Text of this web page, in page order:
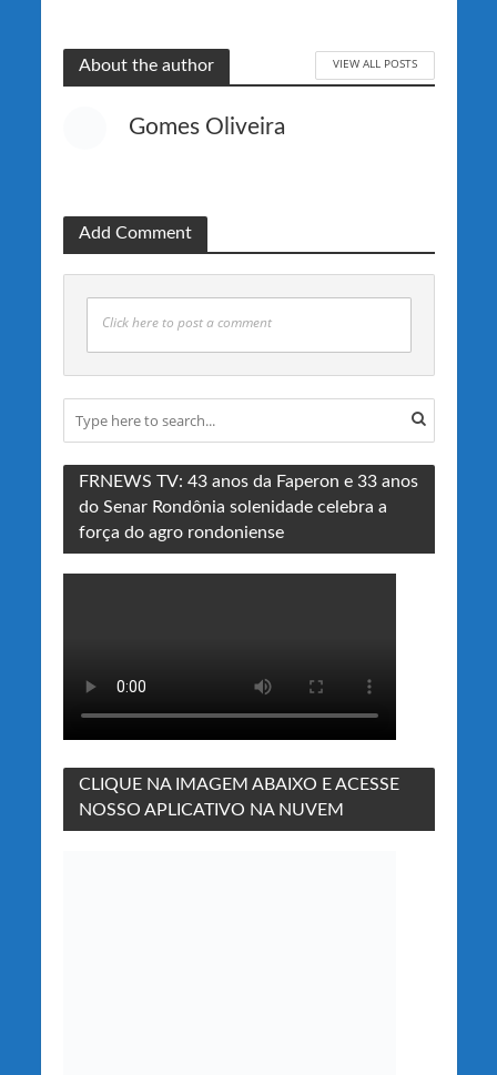
About the author VIEW ALL POSTS
Gomes Oliveira
Add Comment
Click here to post a comment
FRNEWS TV: 43 anos da Faperon e 33 anos
do Senar Rondônia solenidade celebra a
força do agro rondoniense
CLIQUE NA IMAGEM ABAIXO E ACESSE
NOSSO APLICATIVO NA NUVEM